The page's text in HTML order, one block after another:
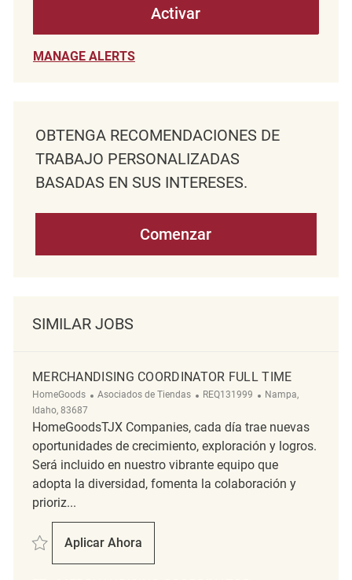
Activar
MANAGE ALERTS
OBTENGA RECOMENDACIONES DE
TRABAJO PERSONALIZADAS
BASADAS EN SUS INTERESES.
Comenzar
SIMILAR JOBS
MERCHANDISING COORDINATOR FULL TIME
HomeGoods Categoría
Asociados de Tiendas ReqId
REQ131999 Ubicación
Nampa,
Idaho, 83687
HomeGoodsTJX Companies, cada día trae nuevas
oportunidades de crecimiento, exploración y logros.
Será incluido en nuestro vibrante equipo que
adopta la diversidad, fomenta la colaboración y
prioriz...
Salvar Merchandising Coordinator Full Time REQ131999
Aplicar Ahora
Merchandising Coordinator Full Time